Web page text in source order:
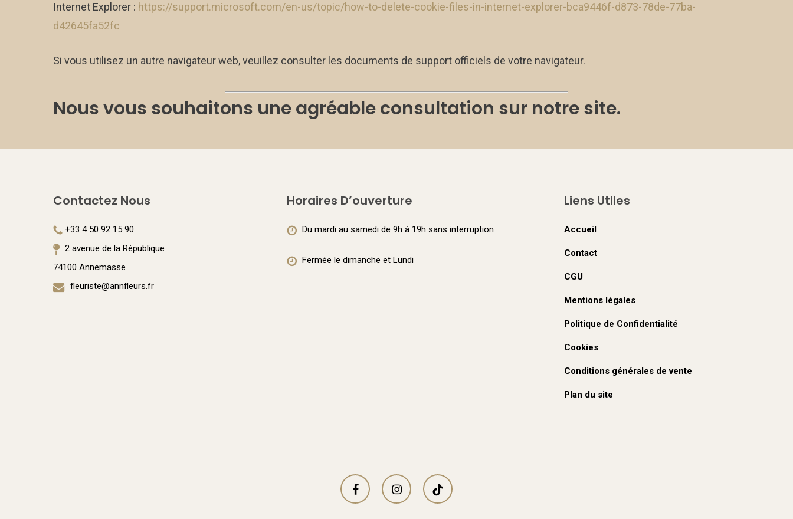
Internet Explorer : https://support.microsoft.com/en-us/topic/how-to-delete-cookie-files-in-internet-explorer-bca9446f-d873-78de-77ba-
d42645fa52fc
Si vous utilisez un autre navigateur web, veuillez consulter les documents de support officiels de votre navigateur.
Nous vous souhaitons une agréable consultation sur notre site.
Contactez Nous
+33 4 50 92 15 90
2 avenue de la République
74100 Annemasse
fleuriste@annfleurs.fr
Horaires D’ouverture
Du mardi au samedi de 9h à 19h sans interruption
Fermée le dimanche et Lundi
Liens Utiles
Accueil
Contact
CGU
Mentions légales
Politique de Confidentialité
Cookies
Conditions générales de vente
Plan du site
facebook instagram tiktok